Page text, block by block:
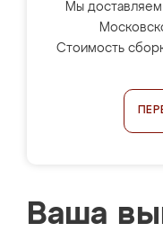
Мы
Стоимость
Ваша